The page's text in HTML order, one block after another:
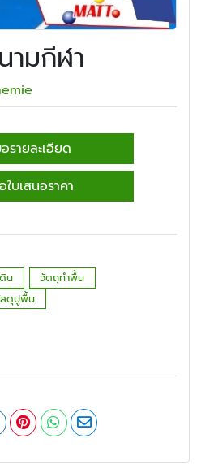
มกีฬา
รายละเอียด
ใบเสนอราคา
น
วัตถุทำพื้น
สดุปูพื้น